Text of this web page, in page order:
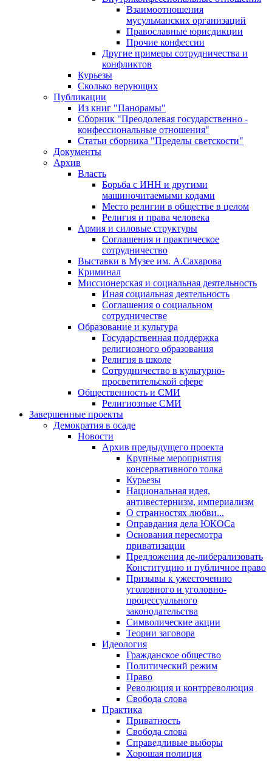
Взаимоотношения
мусульманских организаций
Православные юрисдикции
Прочие конфессии
Другие примеры сотрудничества и
конфликтов
Курьезы
Сколько верующих
Публикации
Из книг "Панорамы"
Сборник "Преодолевая государственно -
конфессиональные отношения"
Статьи сборника "Пределы светскости"
Документы
Архив
Власть
Борьба с ИНН и другими
машиночитаемыми кодами
Место религии в обществе в целом
Религия и права человека
Армия и силовые структуры
Соглашения и практическое
сотрудничество
Выставки в Музее им. А.Сахарова
Криминал
Миссионерская и социальная деятельность
Иная социальная деятельность
Соглашения о социальном
сотрудничестве
Образование и культура
Государственная поддержка
религиозного образования
Религия в школе
Сотрудничество в культурно-
просветительской сфере
Общественность и СМИ
Религиозные СМИ
Завершенные проекты
Демократия в осаде
Новости
Архив предыдущего проекта
Крупные мероприятия
консервативного толка
Курьезы
Национальная идея,
антивестернизм, империализм
О странностях любви...
Оправдания дела ЮКОСа
Основания пересмотра
приватизации
Предложения де-либерализовать
Конституцию и публичное право
Призывы к ужесточению
уголовного и уголовно-
процессуального
законодательства
Символические акции
Теории заговора
Идеология
Гражданское общество
Политический режим
Право
Революция и контрреволюция
Свобода слова
Практика
Приватность
Свобода слова
Справедливые выборы
Хорошая полиция